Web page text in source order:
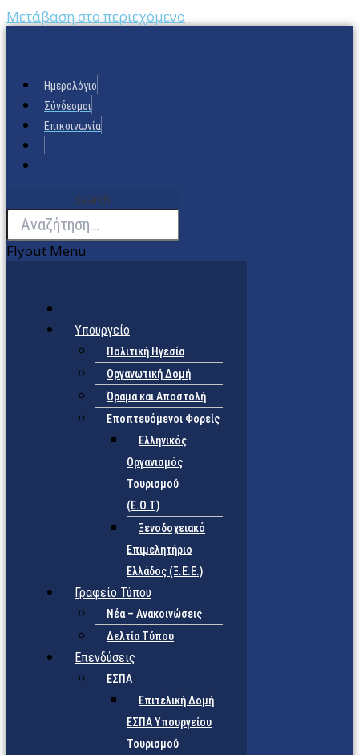
Μετάβαση στο περιεχόμενο
Ημερολόγιο
Σύνδεσμοι
Επικοινωνία
Search
Flyout Menu
Υπουργείο
Πολιτική Ηγεσία
Οργανωτική Δομή
Όραμα και Αποστολή
Εποπτευόμενοι Φορείς
Eλληνικός
Οργανισμός
Τουρισμού
(Ε.Ο.Τ)
Ξενοδοχειακό
Επιμελητήριο
Ελλάδος (Ξ.Ε.Ε.)
Γραφείο Τύπου
Νέα – Ανακοινώσεις
Δελτία Τύπου
Επενδύσεις
ΕΣΠΑ
Επιτελική Δομή
ΕΣΠΑ Υπουργείου
Τουρισμού